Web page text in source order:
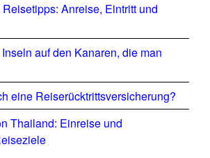
Anreise, Eintritt und
auf den Kanaren, die man
eine Reiserücktrittsversicherung?
Thailand: Einreise und